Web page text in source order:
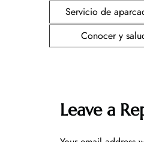
Servicio de
Conocer y
Leave a